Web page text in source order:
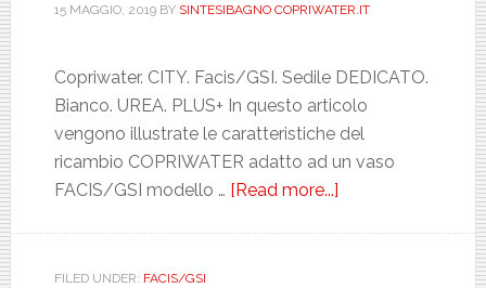
15 MAGGIO, 2019BY SINTESIBAGNO COPRIWATER.IT
Copriwater. CITY. Facis/GSI. Sedile DEDICATO.
Bianco. UREA. PLUS+ In questo articolo
vengono illustrate le caratteristiche del
ricambio COPRIWATER adatto ad un vaso
FACIS/GSI modello … [Read more...]
FILED UNDER: FACIS/GSI